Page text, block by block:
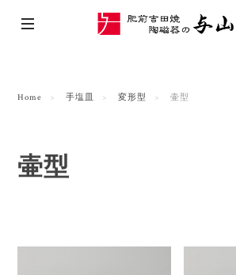
Home 手塩皿 変形型 壷型
壷型